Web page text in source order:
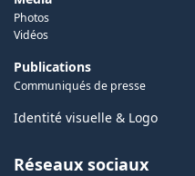
Photos
Vidéos
Publications
Communiqués de presse
Identité visuelle & Logo
Réseaux sociaux